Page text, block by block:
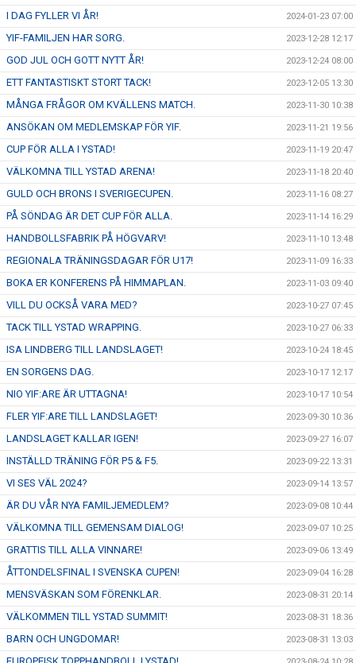
I DAG FYLLER VI ÅR! 2024-01-23 07:00
YIF-FAMILJEN HAR SORG. 2023-12-28 12:17
GOD JUL OCH GOTT NYTT ÅR! 2023-12-24 08:00
ETT FANTASTISKT STORT TACK! 2023-12-05 13:30
MÅNGA FRÅGOR OM KVÄLLENS MATCH. 2023-11-30 10:38
ANSÖKAN OM MEDLEMSKAP FÖR YIF. 2023-11-21 19:56
CUP FÖR ALLA I YSTAD! 2023-11-19 20:47
VÄLKOMNA TILL YSTAD ARENA! 2023-11-18 20:40
GULD OCH BRONS I SVERIGECUPEN. 2023-11-16 08:27
PÅ SÖNDAG ÄR DET CUP FÖR ALLA. 2023-11-14 16:29
HANDBOLLSFABRIK PÅ HÖGVARV! 2023-11-10 13:48
REGIONALA TRÄNINGSDAGAR FÖR U17! 2023-11-09 16:33
BOKA ER KONFERENS PÅ HIMMAPLAN. 2023-11-03 09:40
VILL DU OCKSÅ VARA MED? 2023-10-27 07:45
TACK TILL YSTAD WRAPPING. 2023-10-27 06:33
ISA LINDBERG TILL LANDSLAGET! 2023-10-24 18:45
EN SORGENS DAG. 2023-10-17 12:17
NIO YIF:ARE ÄR UTTAGNA! 2023-10-17 10:54
FLER YIF:ARE TILL LANDSLAGET! 2023-09-30 10:36
LANDSLAGET KALLAR IGEN! 2023-09-27 16:07
INSTÄLLD TRÄNING FÖR P5 & F5. 2023-09-22 13:31
VI SES VÄL 2024? 2023-09-14 13:57
ÄR DU VÅR NYA FAMILJEMEDLEM? 2023-09-08 10:44
VÄLKOMNA TILL GEMENSAM DIALOG! 2023-09-07 10:25
GRATTIS TILL ALLA VINNARE! 2023-09-06 13:49
ÅTTONDELSFINAL I SVENSKA CUPEN! 2023-09-04 16:28
MENSVÄSKAN SOM FÖRENKLAR. 2023-08-31 20:14
VÄLKOMMEN TILL YSTAD SUMMIT! 2023-08-31 18:36
BARN OCH UNGDOMAR! 2023-08-31 13:03